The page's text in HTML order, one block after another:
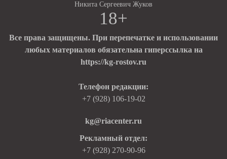
Никита Сергеевич Жуков
18+
Все права защищены. При перепечатке и использовании
любых материалов обязательна гиперссылка на
https://kg-rostov.ru
Телефон редакции:
+7 (928) 106-19-02
kg@riacenter.ru
Рекламный отдел:
+7 (928) 270-90-96